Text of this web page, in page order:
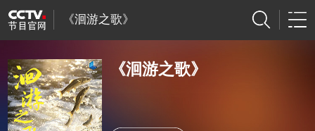
《洄游之歌》
《洄游之歌》